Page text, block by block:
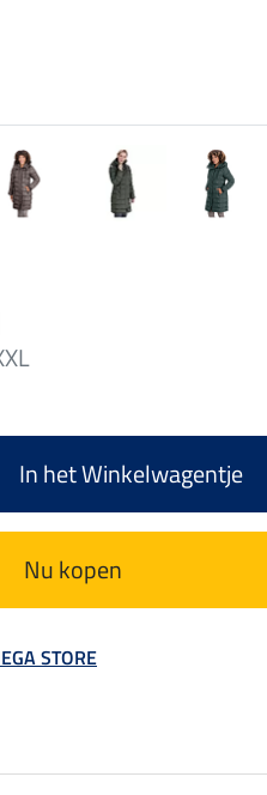
In het Winkelwagentje
Nu kopen
STORE